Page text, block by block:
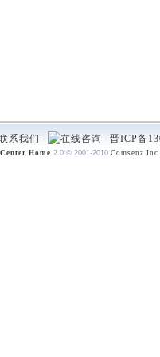
系我们 - - 晋ICP备
Home 2.0 © 2001-2010 Comsenz Inc.